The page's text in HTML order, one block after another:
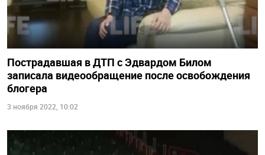
Пострадавшая в ДТП с Эдвардом Билом
записала видеообращение после освобождения
блогера
3 ноября 2022, 10:02